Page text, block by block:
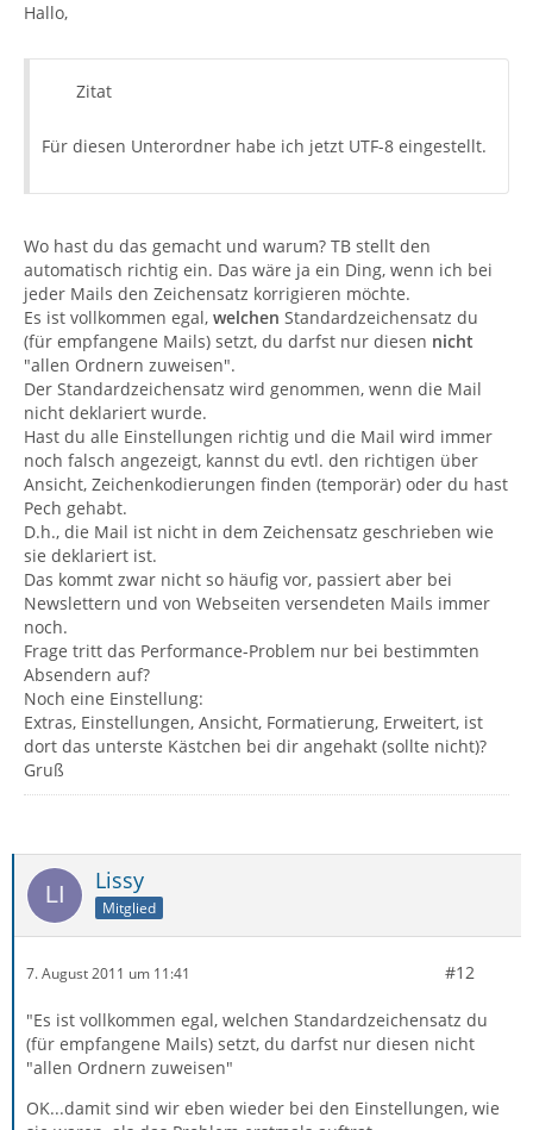
Hallo,
Zitat
Für diesen Unterordner habe ich jetzt UTF-8 eingestellt.
Wo hast du das gemacht und warum? TB stellt den
automatisch richtig ein. Das wäre ja ein Ding, wenn ich bei
jeder Mails den Zeichensatz korrigieren möchte.
Es ist vollkommen egal, welchen Standardzeichensatz du
(für empfangene Mails) setzt, du darfst nur diesen nicht
"allen Ordnern zuweisen".
Der Standardzeichensatz wird genommen, wenn die Mail
nicht deklariert wurde.
Hast du alle Einstellungen richtig und die Mail wird immer
noch falsch angezeigt, kannst du evtl. den richtigen über
Ansicht, Zeichenkodierungen finden (temporär) oder du hast
Pech gehabt.
D.h., die Mail ist nicht in dem Zeichensatz geschrieben wie
sie deklariert ist.
Das kommt zwar nicht so häufig vor, passiert aber bei
Newslettern und von Webseiten versendeten Mails immer
noch.
Frage tritt das Performance-Problem nur bei bestimmten
Absendern auf?
Noch eine Einstellung:
Extras, Einstellungen, Ansicht, Formatierung, Erweitert, ist
dort das unterste Kästchen bei dir angehakt (sollte nicht)?
Gruß
Lissy
Mitglied
7. August 2011 um 11:41 #12
"Es ist vollkommen egal, welchen Standardzeichensatz du
(für empfangene Mails) setzt, du darfst nur diesen nicht
"allen Ordnern zuweisen"
OK...damit sind wir eben wieder bei den Einstellungen, wie